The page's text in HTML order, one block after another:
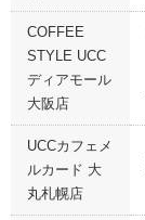
COFFEE
STYLE UCC
ディアモール
大阪店
UCCカフェメ
ルカード 大
丸札幌店